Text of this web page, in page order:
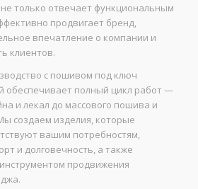
только отвечает функциональным
продвигает бренд,
впечатление о компании и
клиентов.
с пошивом под ключ
обеспечивает полный цикл работ —
и лекал до массового пошива и
создаем изделия, которые
вашим потребностям,
и долговечность, а также
продвижения